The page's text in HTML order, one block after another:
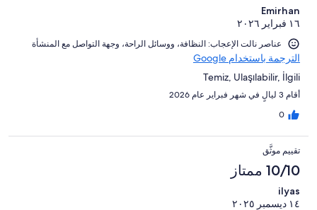
Emirhan
١٦ فبراير ٢٠٢٦
عناصر نالت الإعجاب: ⁦النظافة⁩، و⁦وسائل الراحة⁩، و⁦جهة التواصل مع المنشأة⁩
الترجمة باستخدام Google
Temiz, Ulaşılabilir, İlgili
أقام 3 ليالٍ في شهر فبراير عام 2026
0
تقييم موثَّق
10/10 ممتاز
ilyas
١٤ ديسمبر ٢٠٢٥